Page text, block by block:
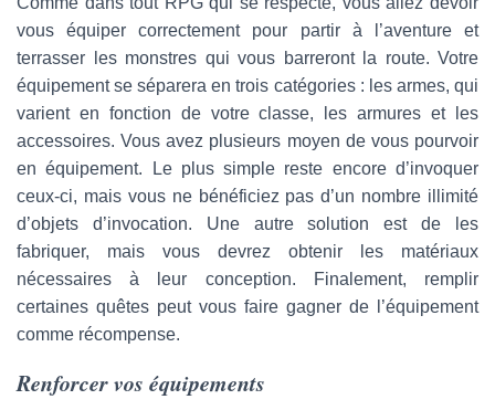
vous équiper correctement pour partir à l’aventure et
terrasser les monstres qui vous barreront la route. Votre
équipement se séparera en trois catégories : les armes, qui
varient en fonction de votre classe, les armures et les
accessoires. Vous avez plusieurs moyen de vous pourvoir
en équipement. Le plus simple reste encore d’invoquer
ceux-ci, mais vous ne bénéficiez pas d’un nombre illimité
d’objets d’invocation. Une autre solution est de les
fabriquer, mais vous devrez obtenir les matériaux
nécessaires à leur conception. Finalement, remplir
certaines quêtes peut vous faire gagner de l’équipement
comme récompense.
Renforcer vos équipements